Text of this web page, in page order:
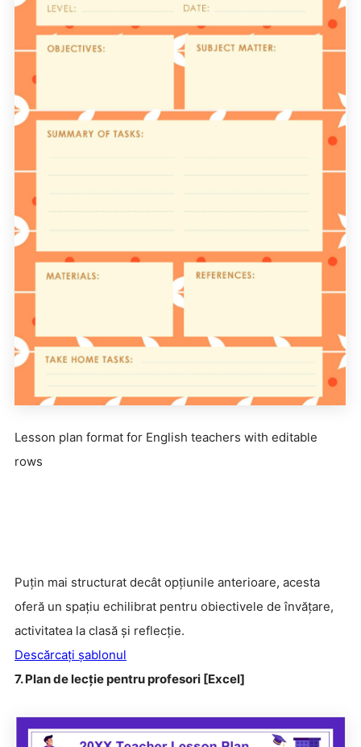
Lesson plan format for English teachers with editable
rows
Puțin mai structurat decât opțiunile anterioare, acesta
oferă un spațiu echilibrat pentru obiectivele de învățare,
activitatea la clasă și reflecție.
Descărcați șablonul
7. Plan de lecție pentru profesori [Excel]